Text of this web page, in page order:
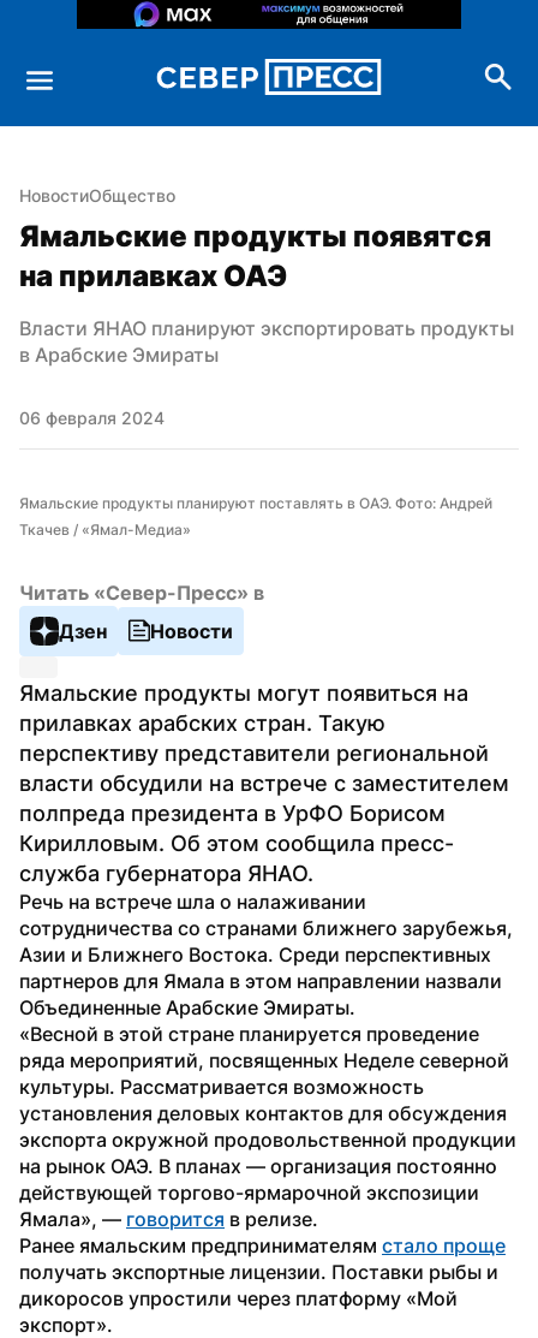
НовостиОбщество
Ямальские продукты появятся
на прилавках ОАЭ
Власти ЯНАО планируют экспортировать продукты
в Арабские Эмираты
06 февраля 2024
Ямальские продукты планируют поставлять в ОАЭ. Фото: Андрей
Ткачев / «Ямал-Медиа»
Читать «Север-Пресс» в
Дзен
Новости
Ямальские продукты могут появиться на
прилавках арабских стран. Такую
перспективу представители региональной
власти обсудили на встрече с заместителем
полпреда президента в УрФО Борисом
Кирилловым. Об этом сообщила пресс-
служба губернатора ЯНАО.
Речь на встрече шла о налаживании
сотрудничества со странами ближнего зарубежья,
Азии и Ближнего Востока. Среди перспективных
партнеров для Ямала в этом направлении назвали
Объединенные Арабские Эмираты.
«Весной в этой стране планируется проведение
ряда мероприятий, посвященных Неделе северной
культуры. Рассматривается возможность
установления деловых контактов для обсуждения
экспорта окружной продовольственной продукции
на рынок ОАЭ. В планах — организация постоянно
действующей торгово-ярмарочной экспозиции
Ямала», — говорится в релизе.
Ранее ямальским предпринимателям стало проще
получать экспортные лицензии. Поставки рыбы и
дикоросов упростили через платформу «Мой
экспорт».